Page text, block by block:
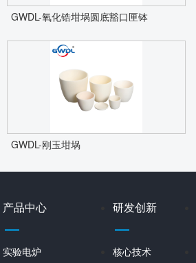
GWDL-氧化锆坩埚圆底豁口匣钵
GWDL-刚玉坩埚
产品中心
实验电炉
研发创新
核心技术